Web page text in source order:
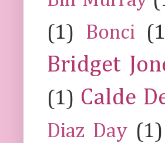
(1) Bonci
Bridget
(1) Calde
Diaz Day (1)